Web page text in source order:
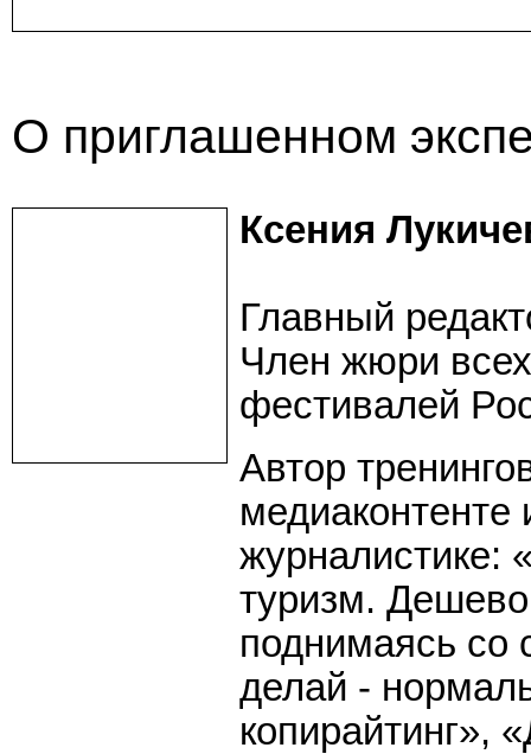
О приглашенном
Ксения
Главный
Член жюри
фестивалей
Автор
медиаконтенте
журналистике:
туризм.
поднимаясь со
делай -
копирайтинг»,